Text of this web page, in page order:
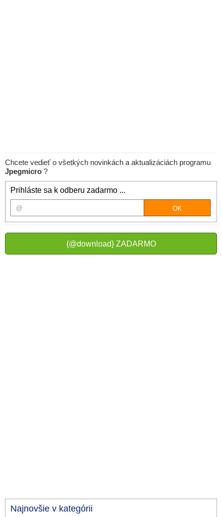
Chcete vedieť o všetkých novinkách a aktualizáciách programu
Jpegmicro ?
Prihláste sa k odberu zadarmo ...
{@download} ZADARMO
Najnovšie v kategórii